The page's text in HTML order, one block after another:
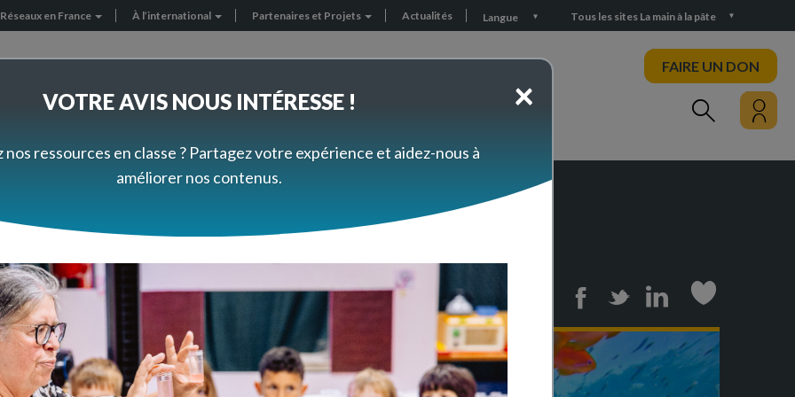
Réseaux en France À l’international Partenaires et Projets Actualités Langue Tous les sites La main à la pâte
FAIRE UN DON
L’océan, milieu de vie
Print FacebookTwitterLinkedin
×
VOTRE AVIS NOUS INTÉRESSE !
nos ressources en classe ? Partagez votre expérience et aidez-nous à
améliorer nos contenus.